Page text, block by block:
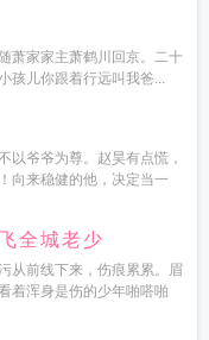
萧家家主萧鹤川回京。二十
孩儿你跟着行远叫我爸...
以爷爷为尊。赵昊有点慌，
向来稳健的他，决定当一
全城老少
从前线下来，伤痕累累。眉
着浑身是伤的少年啪嗒啪